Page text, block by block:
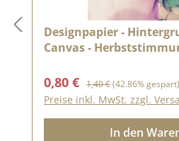
Designpapier -
Canvas -
Verkaufspreis:
0,80 € Regulärer Preis:
1,40 €(42.86% gespart)
Preise inkl. MwSt. zzgl.
In den